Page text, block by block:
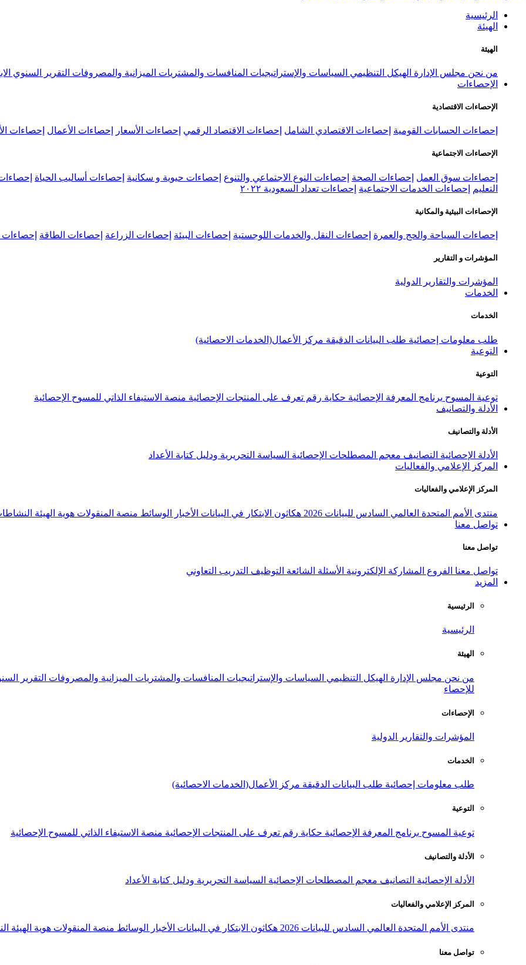
الرئيسية
الهيئة
الهيئة
من نحن مجلس الإدارة الهيكل التنظيمي السياسات والإستراتيجيات المنافسات والمشتريات الميزانية والمصروفات التقرير السنوي
الإحصاءات
الإحصاءات الاقتصادية
إحصاءات الحسابات القومية إحصاءات الاقتصادي الشامل إحصاءات الاقتصاد الرقمي إحصاءات الأسعار إحصاءات الأعمال إحصاءات
الإحصاءات الاجتماعية
إحصاءات سوق العمل إحصاءات الصحة إحصاءات النوع الاجتماعي والتنوع إحصاءات حيوية و سكانية إحصاءات أساليب الحياة
التعليم
إحصاءات الخدمات الاجتماعية إحصاءات تعداد السعودية ٢٠٢٢
الإحصاءات البيئية والمكانية
إحصاءات السياحة والحج والعمرة إحصاءات النقل والخدمات اللوجستية إحصاءات البيئة إحصاءات الزراعة إحصاءات الطاقة إحصاءات
المؤشرات و التقارير
المؤشرات والتقارير الدولية
الخدمات
الخدمات
طلب معلومات إحصائية طلب البيانات الدقيقة مركز الأعمال(الخدمات الاحصائية)
التوعية
التوعية
توعية المسوح برنامج المعرفة الإحصائية حكاية رقم تعرف على المنتجات الإحصائية منصة الاستيفاء الذاتي للمسوح الإحصائية
الأدلة والتصانيف
الأدلة والتصانيف
الأدلة الإحصائية التصانيف معجم المصطلحات الإحصائية السياسة التحريرية ودليل كتابة الأعداد
المركز الإعلامي والفعاليات
المركز الإعلامي والفعاليات
منتدى الأمم المتحدة العالمي السادس للبيانات 2026 هكاثون الابتكار في البيانات الأخبار الوسائط منصة المنقولات هوية الهيئة
تواصل معنا
تواصل معنا
تواصل معنا الفروع المشاركة الإلكترونية الأسئلة الشائعة التوظيف التدريب التعاوني
المزيد
الرئيسية
الرئيسية
الهيئة
من نحن مجلس الإدارة الهيكل التنظيمي السياسات والإستراتيجيات المنافسات والمشتريات الميزانية والمصروفات التقرير
للإحصاء
الإحصاءات
المؤشرات والتقارير الدولية
الخدمات
طلب معلومات إحصائية طلب البيانات الدقيقة مركز الأعمال(الخدمات الاحصائية)
التوعية
توعية المسوح برنامج المعرفة الإحصائية حكاية رقم تعرف على المنتجات الإحصائية منصة الاستيفاء الذاتي للمسوح الإحصائية
الأدلة والتصانيف
الأدلة الإحصائية التصانيف معجم المصطلحات الإحصائية السياسة التحريرية ودليل كتابة الأعداد
المركز الإعلامي والفعاليات
منتدى الأمم المتحدة العالمي السادس للبيانات 2026 هكاثون الابتكار في البيانات الأخبار الوسائط منصة المنقولات هوية الهيئة
تواصل معنا